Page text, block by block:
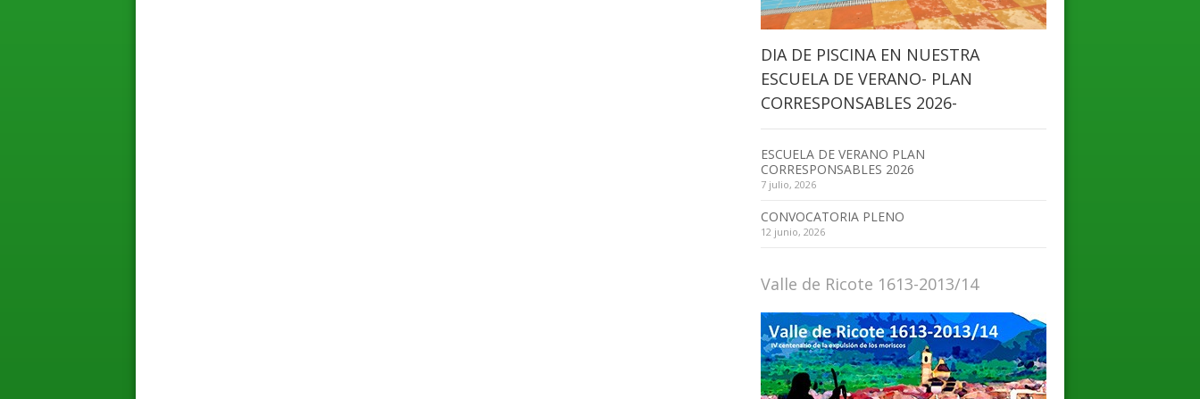
DIA DE PISCINA EN NUESTRA
ESCUELA DE VERANO- PLAN
CORRESPONSABLES 2026-
ESCUELA DE VERANO PLAN
CORRESPONSABLES 2026
7 julio, 2026
CONVOCATORIA PLENO
12 junio, 2026
Valle de Ricote 1613-2013/14